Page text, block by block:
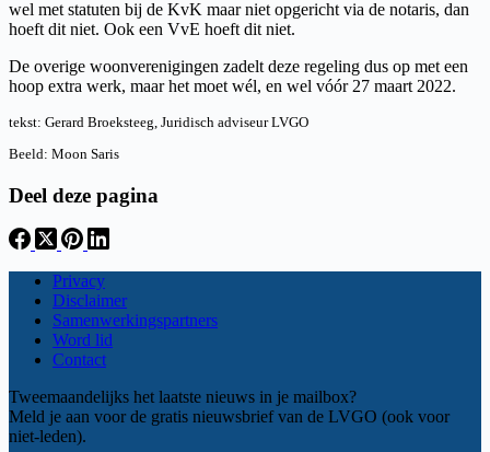
wel met statuten bij de KvK maar niet opgericht via de notaris, dan
hoeft dit niet. Ook een VvE hoeft dit niet.
De overige woonverenigingen zadelt deze regeling dus op met een
hoop extra werk, maar het moet wél, en wel vóór 27 maart 2022.
tekst: Gerard Broeksteeg, Juridisch adviseur LVGO
Beeld: Moon Saris
Deel deze pagina
Privacy
Disclaimer
Samenwerkingspartners
Word lid
Contact
Tweemaandelijks het laatste nieuws in je mailbox?
Meld je aan voor de gratis nieuwsbrief van de LVGO (ook voor
niet-leden).